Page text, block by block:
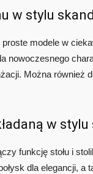
w stylu
modele w
nowoczesnego
Można również
w
funkcję stołu i
dla elegancji, a